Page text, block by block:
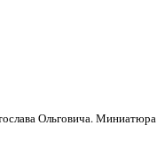
Ольговича. Миниатюра